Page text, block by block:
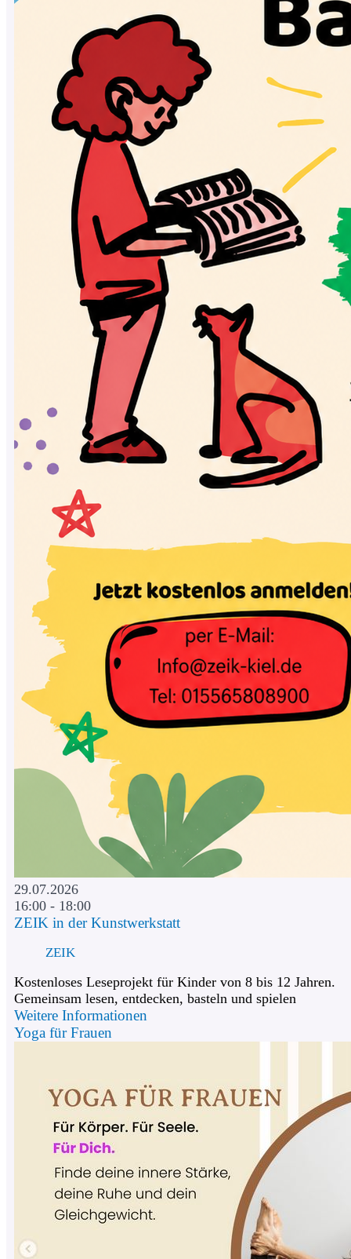
29.07.2026
16:00 - 18:00
ZEIK in der Kunstwerkstatt
ZEIK
Kostenloses Leseprojekt für Kinder von 8 bis 12 Jahren.
Gemeinsam lesen, entdecken, basteln und spielen
Weitere Informationen
Yoga für Frauen